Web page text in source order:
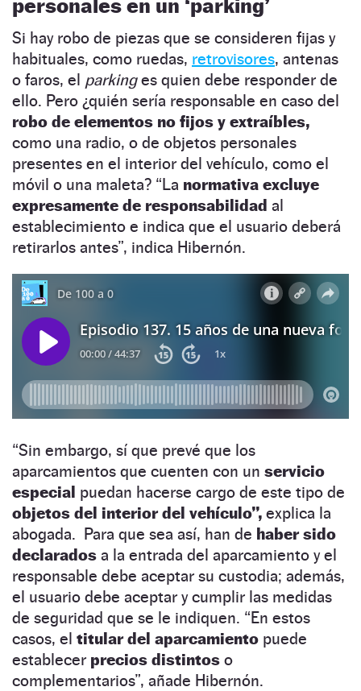
Si hay robo de piezas que se consideren fijas y
habituales, como ruedas, retrovisores, antenas
o faros, el parkinges quien debe responder de
ello. Pero ¿quién sería responsable en caso del
robo de elementos no fijos y extraíbles,
como una radio, o de objetos personales
presentes en el interior del vehículo, como el
móvil o una maleta? “La normativa excluye
expresamente de responsabilidad al
establecimiento e indica que el usuario deberá
retirarlos antes”, indica Hibernón.
“Sin embargo, sí que prevé que los
aparcamientos que cuenten con un servicio
especial puedan hacerse cargo de este tipo de
objetos del interior del vehículo”, explica la
abogada. Para que sea así, han de haber sido
declarados a la entrada del aparcamiento y el
responsable debe aceptar su custodia; además,
el usuario debe aceptar y cumplir las medidas
de seguridad que se le indiquen. “En estos
casos, el titular del aparcamiento puede
establecer precios distintos o
complementarios”, añade Hibernón.